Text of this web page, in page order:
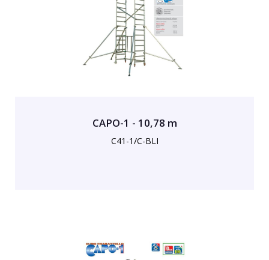
CAPO-1 - 10,78 m
C41-1/C-BLI